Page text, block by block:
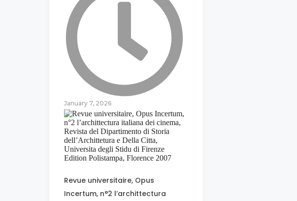
January 7, 2026
Revue universitaire, Opus
Incertum, n°2 l’archittectura